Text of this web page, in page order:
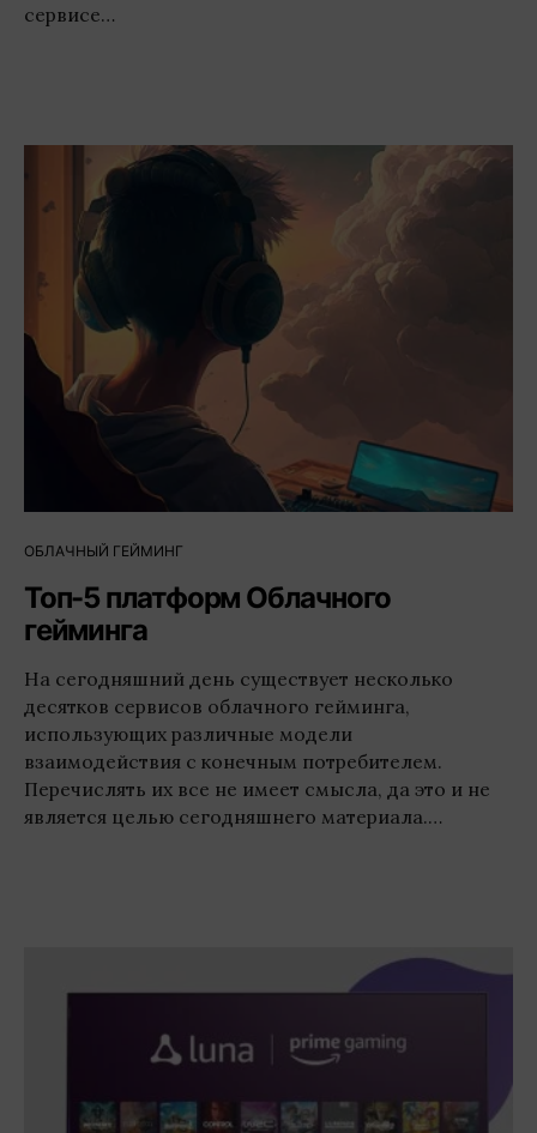
сервисе…
ОБЛАЧНЫЙ ГЕЙМИНГ
Топ-5 платформ Облачного
гейминга
На сегодняшний день существует несколько
десятков сервисов облачного гейминга,
использующих различные модели
взаимодействия с конечным потребителем.
Перечислять их все не имеет смысла, да это и не
является целью сегодняшнего материала.…